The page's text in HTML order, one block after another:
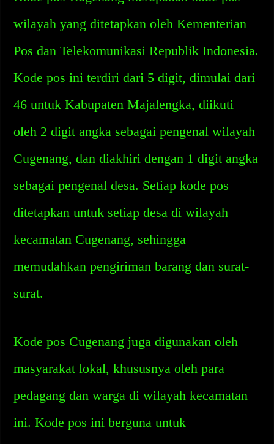
wilayah yang ditetapkan oleh Kementerian
Pos dan Telekomunikasi Republik Indonesia.
Kode pos ini terdiri dari 5 digit, dimulai dari
46 untuk Kabupaten Majalengka, diikuti
oleh 2 digit angka sebagai pengenal wilayah
Cugenang, dan diakhiri dengan 1 digit angka
sebagai pengenal desa. Setiap kode pos
ditetapkan untuk setiap desa di wilayah
kecamatan Cugenang, sehingga
memudahkan pengiriman barang dan surat-
surat.
Kode pos Cugenang juga digunakan oleh
masyarakat lokal, khususnya oleh para
pedagang dan warga di wilayah kecamatan
ini. Kode pos ini berguna untuk